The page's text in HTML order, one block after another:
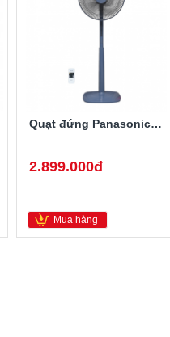
Quạt đứng Panasonic F-409KB (màu xanh, có điều khiển)
2.899.000đ
Mua hàng